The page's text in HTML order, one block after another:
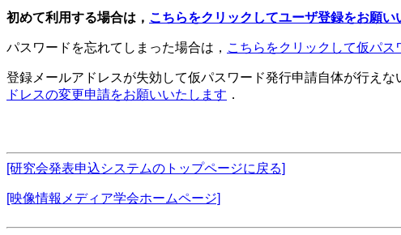
初めて利用する場合は， こちらをクリックしてユーザ登録をお願い
パスワードを忘れてしまった場合は， こちらをクリックして仮パ
登録メールアドレスが失効して仮パスワード発行申請自体が行えな
ドレスの変更申請をお願いいたします ．
[研究会発表申込システムのトップページに戻る]
[映像情報メディア学会ホームページ]